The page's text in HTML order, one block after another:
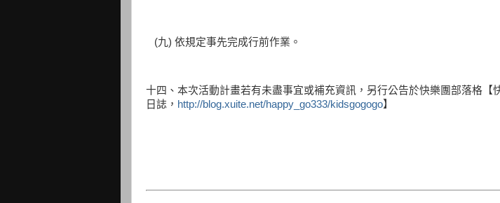
(九) 依規定事先完成行前作業。
十四、本次活動計畫若有未盡事宜或補充資訊，另行公告於快樂團部落格【
日誌， http://blog.xuite.net/happy_go333/kidsgogogo】